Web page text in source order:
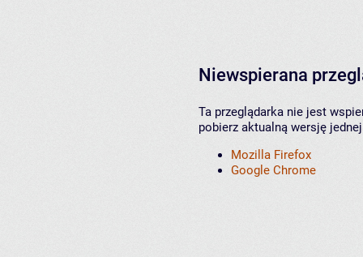
Niewspierana
Ta przeglądarka nie jest
pobierz aktualną wersję
Mozilla Firefox
Google Chrome